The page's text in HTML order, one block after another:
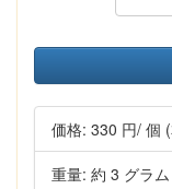
価格: 330 円/ 個
重量: 約 3 グラム